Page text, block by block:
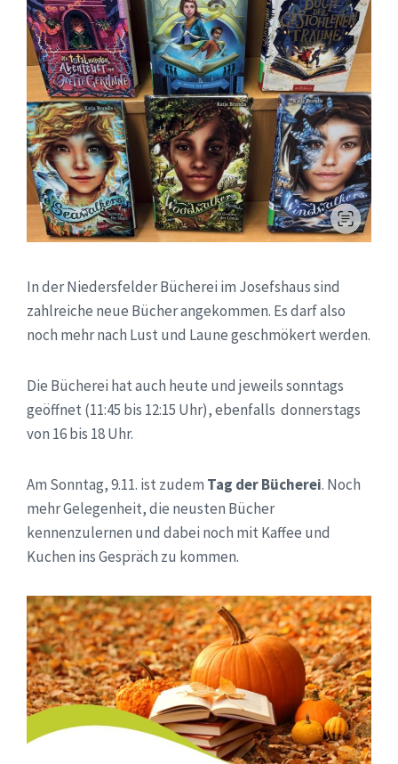
In der Niedersfelder Bücherei im Josefshaus sind
zahlreiche neue Bücher angekommen. Es darf also
noch mehr nach Lust und Laune geschmökert werden.
Die Bücherei hat auch heute und jeweils sonntags
geöffnet (11:45 bis 12:15 Uhr), ebenfalls donnerstags
von 16 bis 18 Uhr.
Am Sonntag, 9.11. ist zudem Tag der Bücherei. Noch
mehr Gelegenheit, die neusten Bücher
kennenzulernen und dabei noch mit Kaffee und
Kuchen ins Gespräch zu kommen.